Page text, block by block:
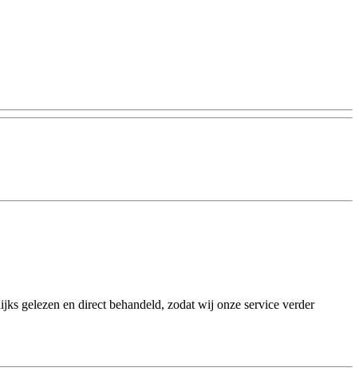
gelezen en direct behandeld, zodat wij onze service verder